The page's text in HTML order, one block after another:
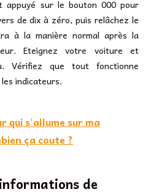
appuyé sur le bouton 000 pour
de dix à zéro, puis relâchez le
à la manière normal après la
Eteignez votre voiture et
Vérifiez que tout fonctionne
indicateurs.
qui s'allume sur ma
ça coute ?
de